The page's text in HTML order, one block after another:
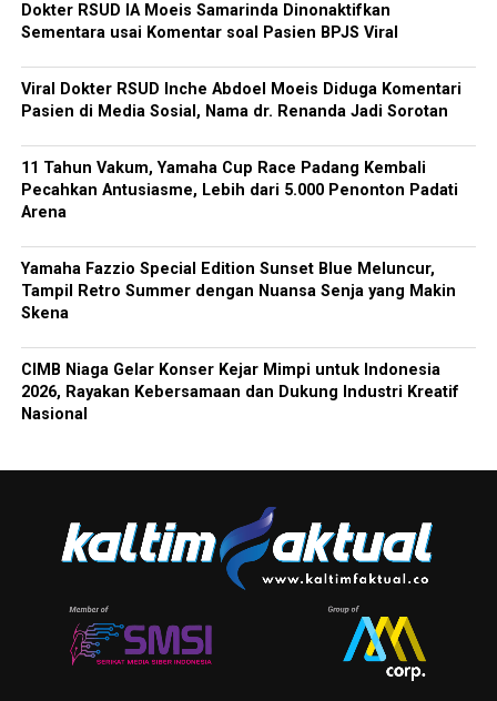
Dokter RSUD IA Moeis Samarinda Dinonaktifkan
Sementara usai Komentar soal Pasien BPJS Viral
Viral Dokter RSUD Inche Abdoel Moeis Diduga Komentari
Pasien di Media Sosial, Nama dr. Renanda Jadi Sorotan
11 Tahun Vakum, Yamaha Cup Race Padang Kembali
Pecahkan Antusiasme, Lebih dari 5.000 Penonton Padati
Arena
Yamaha Fazzio Special Edition Sunset Blue Meluncur,
Tampil Retro Summer dengan Nuansa Senja yang Makin
Skena
CIMB Niaga Gelar Konser Kejar Mimpi untuk Indonesia
2026, Rayakan Kebersamaan dan Dukung Industri Kreatif
Nasional